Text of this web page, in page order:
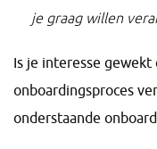
je graag willen
Is je interesse
onboardingsproces
onderstaande